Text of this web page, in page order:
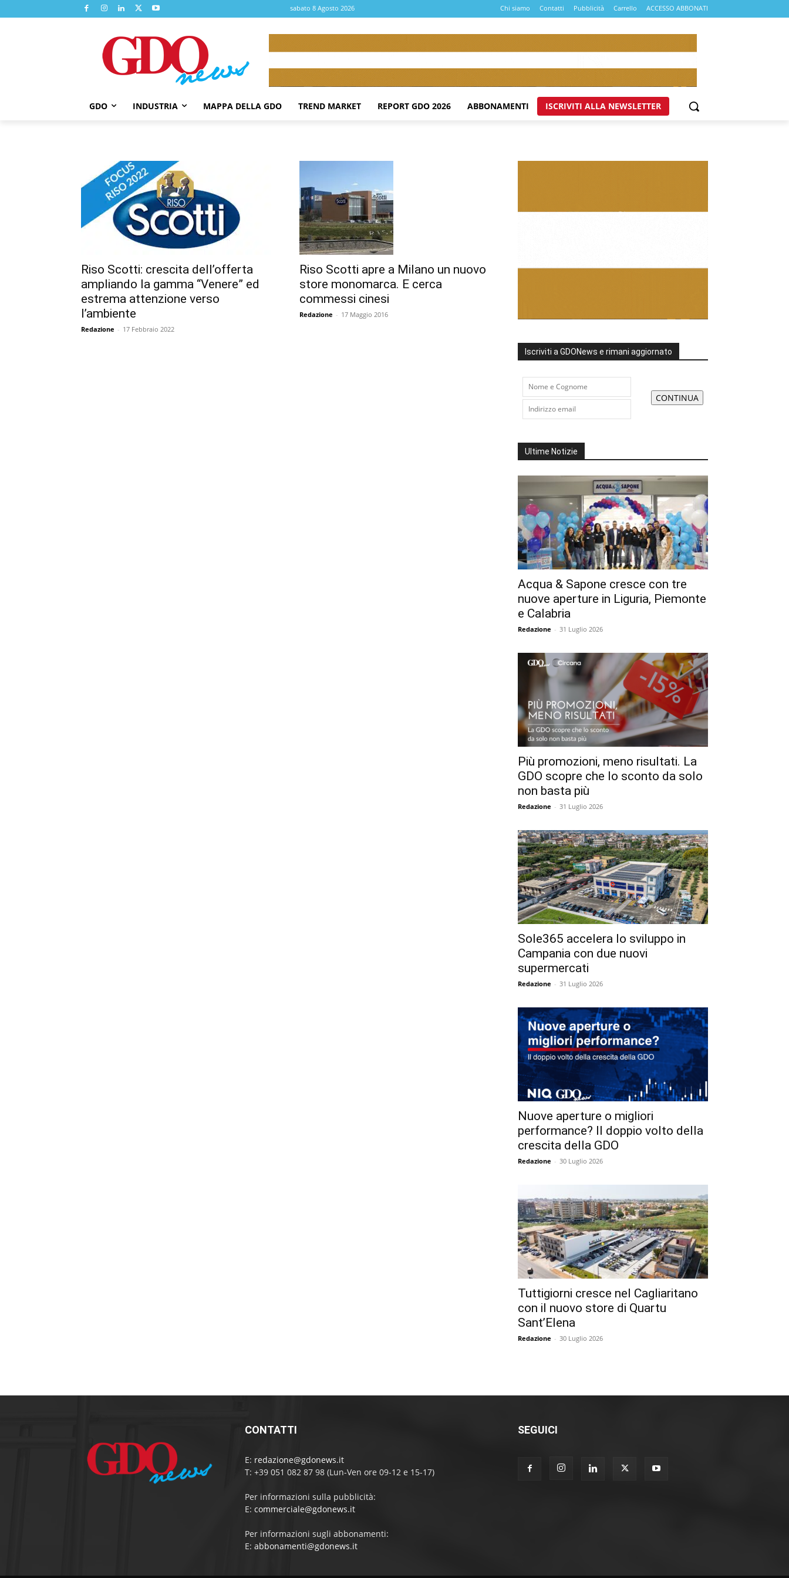
sabato 8 Agosto 2026 Chi siamo Contatti Pubblicità Carrello ACCESSO ABBONATI
GDO INDUSTRIA MAPPA DELLA GDO TREND MARKET REPORT GDO 2026 ABBONAMENTI ISCRIVITI ALLA NEWSLETTER
Riso Scotti: crescita dell’offerta
ampliando la gamma “Venere” ed
estrema attenzione verso
l’ambiente
Redazione - 17 Febbraio 2022
Riso Scotti apre a Milano un nuovo
store monomarca. E cerca
commessi cinesi
Redazione - 17 Maggio 2016
Iscriviti a GDONews e rimani aggiornato
Ultime Notizie
Acqua & Sapone cresce con tre
nuove aperture in Liguria, Piemonte
e Calabria
Redazione - 31 Luglio 2026
Più promozioni, meno risultati. La
GDO scopre che lo sconto da solo
non basta più
Redazione - 31 Luglio 2026
Sole365 accelera lo sviluppo in
Campania con due nuovi
supermercati
Redazione - 31 Luglio 2026
Nuove aperture o migliori
performance? Il doppio volto della
crescita della GDO
Redazione - 30 Luglio 2026
Tuttigiorni cresce nel Cagliaritano
con il nuovo store di Quartu
Sant’Elena
Redazione - 30 Luglio 2026
CONTATTI
E: redazione@gdonews.it
T: +39 051 082 87 98 (Lun-Ven ore 09-12 e 15-17)
Per informazioni sulla pubblicità:
E: commerciale@gdonews.it
Per informazioni sugli abbonamenti:
E: abbonamenti@gdonews.it
SEGUICI